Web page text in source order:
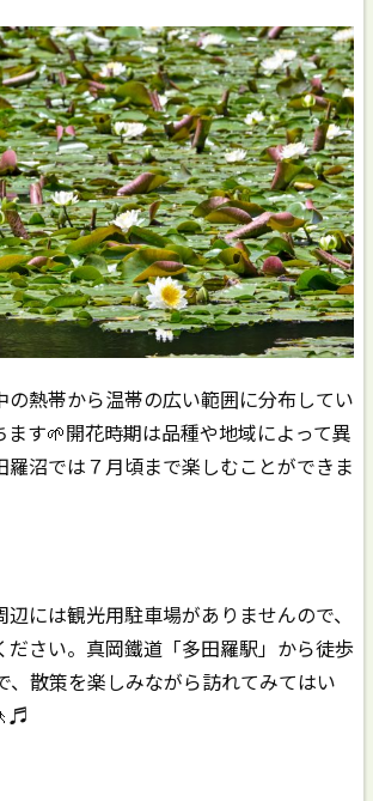
の熱帯から温帯の広い範囲に分布してい
ます🌱開花時期は品種や地域によって異
羅沼では７月頃まで楽しむことができま
には観光用駐車場がありませんので、
ださい。真岡鐵道「多田羅駅」から徒歩
、散策を楽しみながら訪れてみてはい